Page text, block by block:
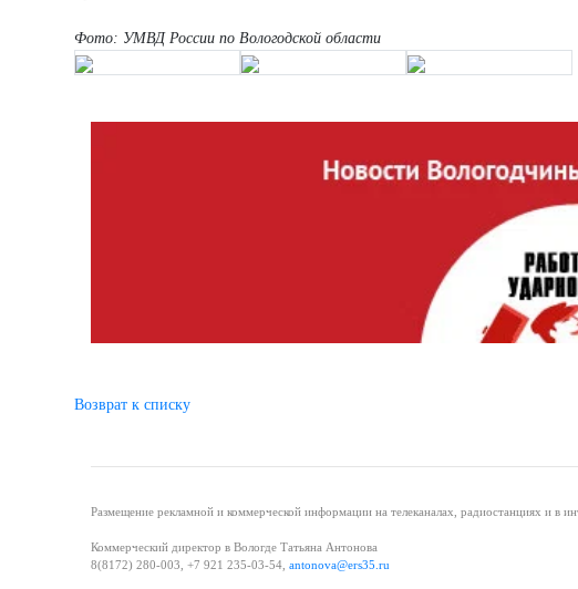
Фото: УМВД России по Вологодской области
Возврат к списку
Размещение рекламной и коммерческой информации на телеканалах, радиостанциях и в
Коммерческий директор в Вологде Татьяна Антонова
8(8172) 280-003, +7 921 235-03-54, antonova@ers35.ru